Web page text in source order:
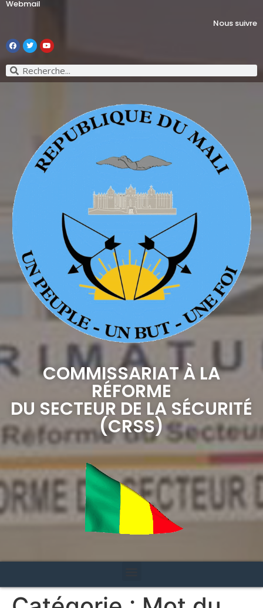
Webmail
Nous suivre
COMMISSARIAT À LA
RÉFORME
DU SECTEUR DE LA SÉCURITÉ
(CRSS)